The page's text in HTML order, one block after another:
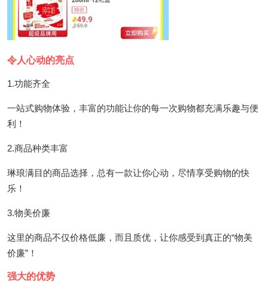
令人心动的亮点
1.功能齐全
一站式购物体验，丰富的功能让你的每一次购物都充满乐趣与便
利！
2.商品种类丰富
琳琅满目的商品选择，总有一款让你心动，尽情享受购物的快
乐！
3.物美价廉
这里的商品不仅价格低廉，而且质优，让你感受到真正的“物美
价廉”！
强大的优势